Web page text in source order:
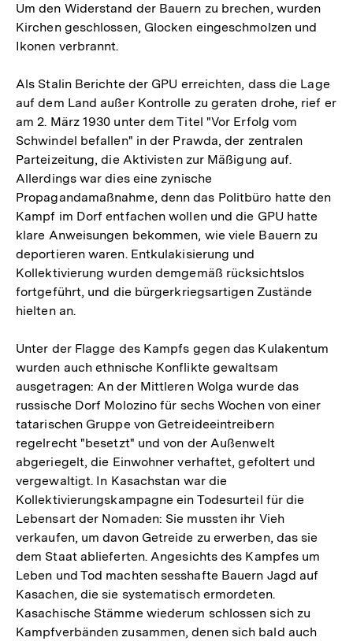
Um den Widerstand der Bauern zu brechen, wurden
Kirchen geschlossen, Glocken eingeschmolzen und
Ikonen verbrannt.
Als Stalin Berichte der GPU erreichten, dass die Lage
auf dem Land außer Kontrolle zu geraten drohe, rief er
am 2. März 1930 unter dem Titel "Vor Erfolg vom
Schwindel befallen" in der Prawda, der zentralen
Parteizeitung, die Aktivisten zur Mäßigung auf.
Allerdings war dies eine zynische
Propagandamaßnahme, denn das Politbüro hatte den
Kampf im Dorf entfachen wollen und die GPU hatte
klare Anweisungen bekommen, wie viele Bauern zu
deportieren waren. Entkulakisierung und
Kollektivierung wurden demgemäß rücksichtslos
fortgeführt, und die bürgerkriegsartigen Zustände
hielten an.
Unter der Flagge des Kampfs gegen das Kulakentum
wurden auch ethnische Konflikte gewaltsam
ausgetragen: An der Mittleren Wolga wurde das
russische Dorf Molozino für sechs Wochen von einer
tatarischen Gruppe von Getreideeintreibern
regelrecht "besetzt" und von der Außenwelt
abgeriegelt, die Einwohner verhaftet, gefoltert und
vergewaltigt. In Kasachstan war die
Kollektivierungskampagne ein Todesurteil für die
Lebensart der Nomaden: Sie mussten ihr Vieh
verkaufen, um davon Getreide zu erwerben, das sie
dem Staat ablieferten. Angesichts des Kampfes um
Leben und Tod machten sesshafte Bauern Jagd auf
Kasachen, die sie systematisch ermordeten.
Kasachische Stämme wiederum schlossen sich zu
Kampfverbänden zusammen, denen sich bald auch